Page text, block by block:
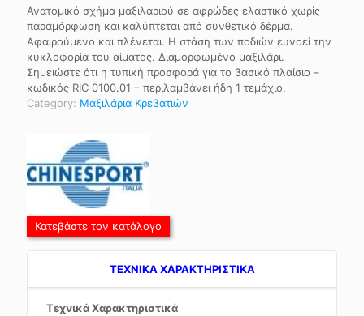
Ανατομικό σχήμα μαξιλαριού σε αφρώδες ελαστικό χωρίς
παραμόρφωση και καλύπτεται από συνθετικό δέρμα.
Αφαιρούμενο και πλένεται. Η στάση των ποδιών ευνοεί την
κυκλοφορία του αίματος. Διαμορφωμένο μαξιλάρι.
Σημειώστε ότι η τυπική προσφορά για το βασικό πλαίσιο –
κωδικός RIC 0100.01 – περιλαμβάνει ήδη 1 τεμάχιο.
Category: Μαξιλάρια Κρεβατιών
Κατεβάστε τον κατάλογο
TEXNIKA ΧΑΡΑΚΤΗΡΙΣΤΙΚΑ
Τεχνικά Χαρακτηριστικά